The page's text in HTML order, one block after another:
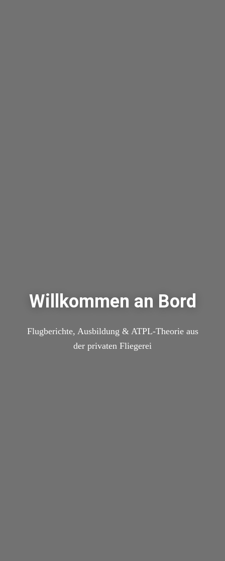
Willkommen an Bord
Flugberichte, Ausbildung & ATPL-Theorie aus
der privaten Fliegerei